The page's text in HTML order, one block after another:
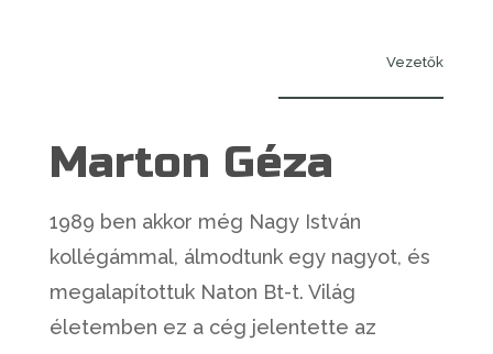
Vezetők
Marton Géza
1989 ben akkor még Nagy István
kollégámmal, álmodtunk egy nagyot, és
megalapítottuk Naton Bt-t. Világ
életemben ez a cég jelentette az